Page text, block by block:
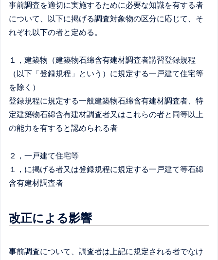
事前調査を適切に実施するために必要な知識を有する者
について、以下に掲げる調査対象物の区分に応じて、そ
れぞれ以下の者と定める。
１，建築物（建築物石綿含有建材調査者講習登録規程
（以下「登録規程」という）に規定する一戸建て住宅等
を除く）
登録規程に規定する一般建築物石綿含有建材調査者、特
定建築物石綿含有建材調査者又はこれらの者と同等以上
の能力を有すると認められる者
２，一戸建て住宅等
１，に掲げる者又は登録規程に規定する一戸建て等石綿
含有建材調査者
改正による影響
事前調査について、調査者は上記に規定される者でなけ